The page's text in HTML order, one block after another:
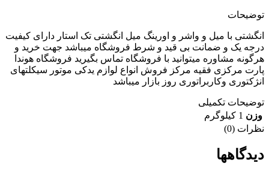
توضیحات
انگشتی با میل و واشر و اورینگ میل انگشتی تک استار دارای کیفیت
درجه یک و ضمانت بی قید و شرط فروشگاه میباشد جهت خرید و
هرگونه مشاوره میتوانید با فروشگاه تماس بگیرید فروشگاه هوندا
پارت مرکزی فقیه مرکز فروش انواع لوازم یدکی موتور سیکلتهای
انژکتوری وکاربراتوری روز بازار میباشد
توضیحات تکمیلی
وزن 1 کیلوگرم
نظرات (0)
دیدگاهها